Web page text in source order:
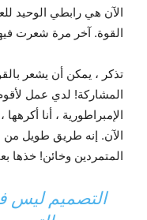
الآن هي رابطي الوحيد
القوة. آخر مرة شعرت
تذكر ، يمكن أن يشعر
المشاركة! لدي عمل
الإمبراطورية ، أنا
الآن. إنه طريق طويل
المتمردين وخائن! خذها
التصميم ليس